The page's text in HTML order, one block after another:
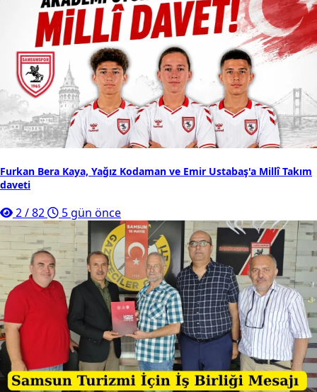
Furkan Bera Kaya, Yağız Kodaman ve Emir Ustabaş'a Millî Takım
daveti
2/82 5 gün önce